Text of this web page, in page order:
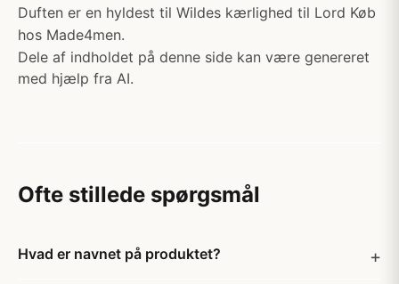
Duften er en hyldest til Wildes kærlighed til Lord Køb
hos Made4men.
Dele af indholdet på denne side kan være genereret
med hjælp fra AI.
Ofte stillede spørgsmål
Hvad er navnet på produktet?